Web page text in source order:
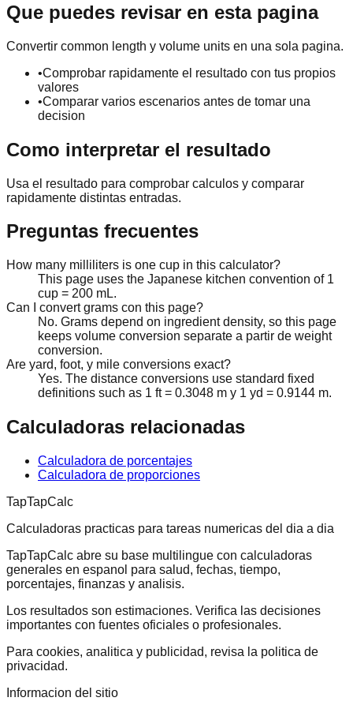
Que puedes revisar en esta pagina
Convertir common length y volume units en una sola pagina.
•Comprobar rapidamente el resultado con tus propios
valores
•Comparar varios escenarios antes de tomar una
decision
Como interpretar el resultado
Usa el resultado para comprobar calculos y comparar
rapidamente distintas entradas.
Preguntas frecuentes
How many milliliters is one cup in this calculator?
This page uses the Japanese kitchen convention of 1
cup = 200 mL.
Can I convert grams con this page?
No. Grams depend on ingredient density, so this page
keeps volume conversion separate a partir de weight
conversion.
Are yard, foot, y mile conversions exact?
Yes. The distance conversions use standard fixed
definitions such as 1 ft = 0.3048 m y 1 yd = 0.9144 m.
Calculadoras relacionadas
Calculadora de porcentajes
Calculadora de proporciones
TapTapCalc
Calculadoras practicas para tareas numericas del dia a dia
TapTapCalc abre su base multilingue con calculadoras
generales en espanol para salud, fechas, tiempo,
porcentajes, finanzas y analisis.
Los resultados son estimaciones. Verifica las decisiones
importantes con fuentes oficiales o profesionales.
Para cookies, analitica y publicidad, revisa la politica de
privacidad.
Informacion del sitio